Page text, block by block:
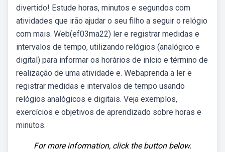
divertido! Estude horas, minutos e segundos com
atividades que irão ajudar o seu filho a seguir o relógio
com mais. Web(ef03ma22) ler e registrar medidas e
intervalos de tempo, utilizando relógios (analógico e
digital) para informar os horários de início e término de
realização de uma atividade e. Webaprenda a ler e
registrar medidas e intervalos de tempo usando
relógios analógicos e digitais. Veja exemplos,
exercícios e objetivos de aprendizado sobre horas e
minutos.
For more information, click the button below.